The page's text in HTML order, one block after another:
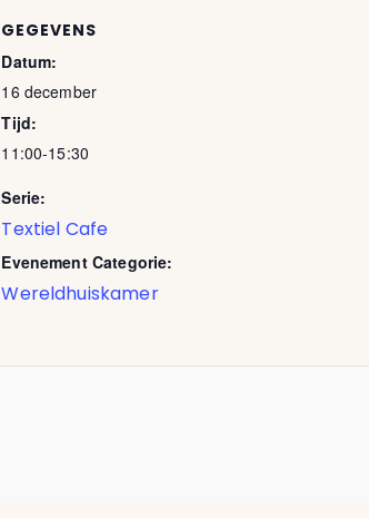
GEGEVENS
Datum:
16 december
Tijd:
11:00-15:30
Serie:
Textiel Cafe
Evenement Categorie:
Wereldhuiskamer